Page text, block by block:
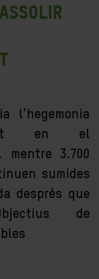
l'hegemonia
en el
mentre 3.700
sumides
després que
de